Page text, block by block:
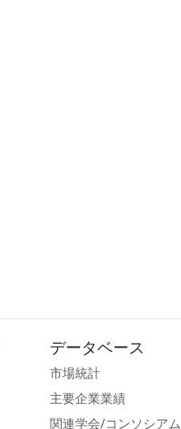
データベース
市場統計
主要企業業績
関連学会/コンソシアム